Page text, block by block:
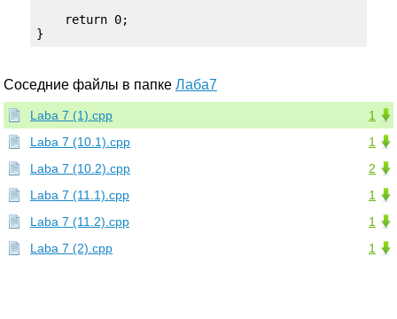
    return 0;
}
Соседние файлы в папке Лаба7
1
Laba 7 (1).cpp
1
Laba 7 (10.1).cpp
2
Laba 7 (10.2).cpp
1
Laba 7 (11.1).cpp
1
Laba 7 (11.2).cpp
1
Laba 7 (2).cpp